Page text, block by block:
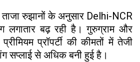
रुझानों के अनुसार Delhi-NCR
लगातार बढ़ रही है। गुरुग्राम और
प्रॉपर्टी की कीमतों में तेजी
सप्लाई से अधिक बनी हुई है।